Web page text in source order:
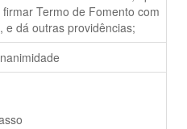
Termo de Fomento com
e dá outras providências;